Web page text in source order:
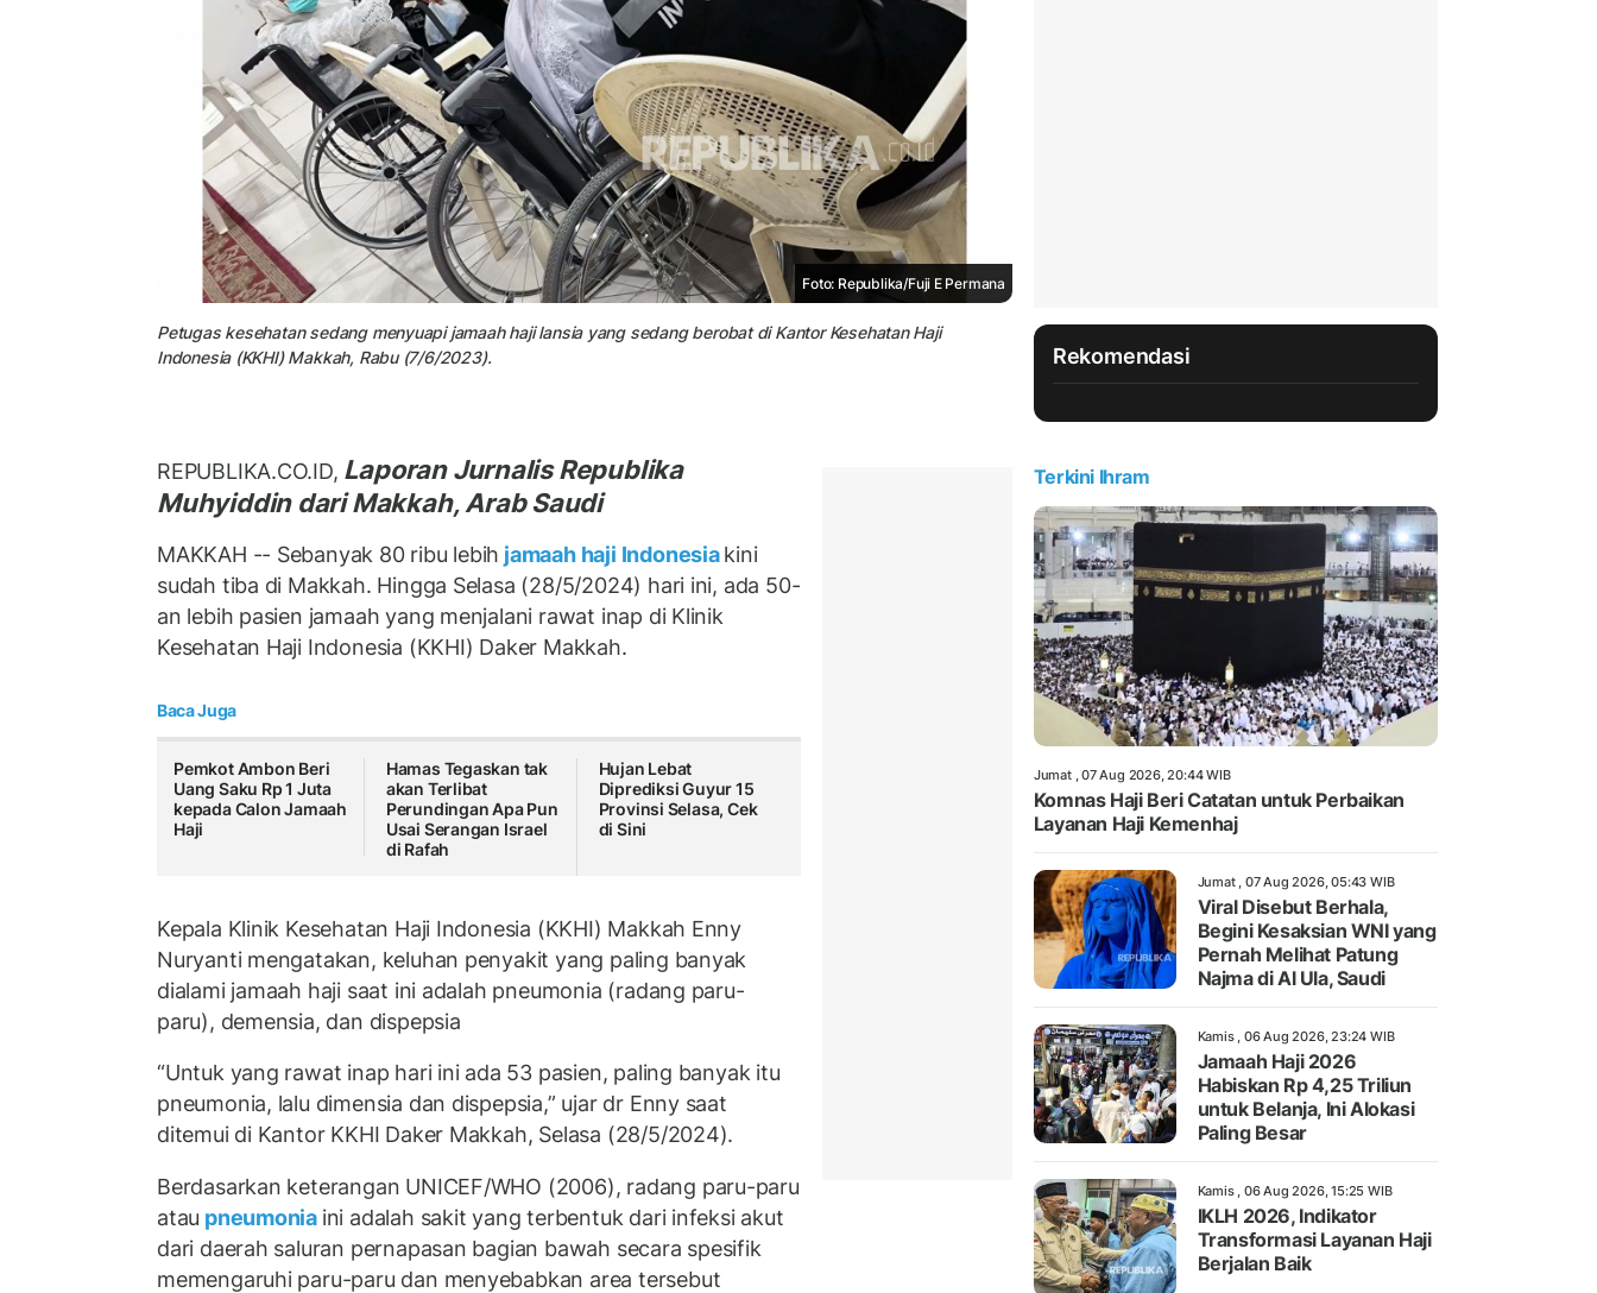
Foto: Republika/Fuji E Permana
Petugas kesehatan sedang menyuapi jamaah haji lansia yang sedang berobat di Kantor Kesehatan Haji
Indonesia (KKHI) Makkah, Rabu (7/6/2023).
REPUBLIKA.CO.ID, Laporan Jurnalis Republika
Muhyiddin dari Makkah, Arab Saudi
MAKKAH -- Sebanyak 80 ribu lebih jamaah haji Indonesiakini
sudah tiba di Makkah. Hingga Selasa (28/5/2024) hari ini, ada 50-
an lebih pasien jamaah yang menjalani rawat inap di Klinik
Kesehatan Haji Indonesia (KKHI) Daker Makkah.
Baca Juga
Pemkot Ambon Beri
Uang Saku Rp 1 Juta
kepada Calon Jamaah
Haji
Hamas Tegaskan tak
akan Terlibat
Perundingan Apa Pun
Usai Serangan Israel
di Rafah
Hujan Lebat
Diprediksi Guyur 15
Provinsi Selasa, Cek
di Sini
Kepala Klinik Kesehatan Haji Indonesia (KKHI) Makkah Enny
Nuryanti mengatakan, keluhan penyakit yang paling banyak
dialami jamaah haji saat ini adalah pneumonia (radang paru-
paru), demensia, dan dispepsia
“Untuk yang rawat inap hari ini ada 53 pasien, paling banyak itu
pneumonia, lalu dimensia dan dispepsia,” ujar dr Enny saat
ditemui di Kantor KKHI Daker Makkah, Selasa (28/5/2024).
Berdasarkan keterangan UNICEF/WHO (2006), radang paru-paru
atau pneumonia ini adalah sakit yang terbentuk dari infeksi akut
dari daerah saluran pernapasan bagian bawah secara spesifik
memengaruhi paru-paru dan menyebabkan area tersebut
Rekomendasi
Terkini Ihram
Jumat , 07 Aug 2026, 20:44 WIB
Komnas Haji Beri Catatan untuk Perbaikan
Layanan Haji Kemenhaj
Jumat , 07 Aug 2026, 05:43 WIB
Viral Disebut Berhala,
Begini Kesaksian WNI yang
Pernah Melihat Patung
Najma di Al Ula, Saudi
Kamis , 06 Aug 2026, 23:24 WIB
Jamaah Haji 2026
Habiskan Rp 4,25 Triliun
untuk Belanja, Ini Alokasi
Paling Besar
Kamis , 06 Aug 2026, 15:25 WIB
IKLH 2026, Indikator
Transformasi Layanan Haji
Berjalan Baik